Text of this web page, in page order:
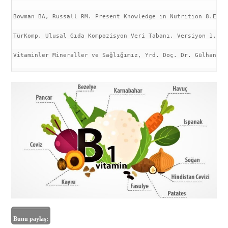
Bowman BA, Russall RM. Present Knowledge in Nutrition
TürKomp, Ulusal Gıda Kompozisyon Veri Tabanı, Versiyon 1.0
Vitaminler Mineraller ve Sağlığımız, Yrd. Doç. Dr. Gülhan
Bunu paylaş: